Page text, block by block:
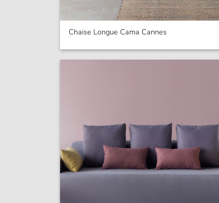
Chaise Longue Cama Cannes